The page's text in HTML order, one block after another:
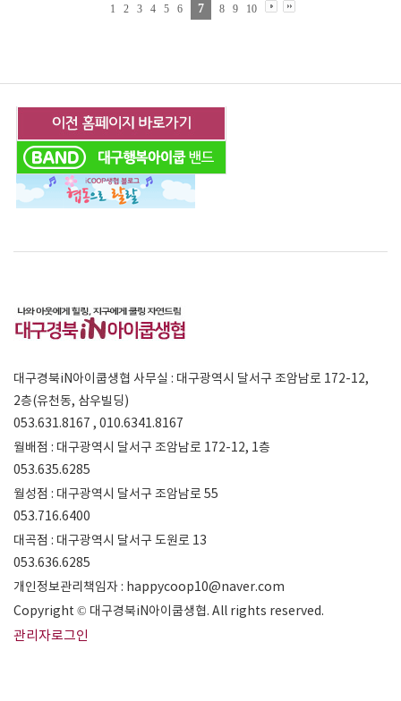
1 2 3 4 5 6 7 8 9 10
대구경북iN아이쿱생협 사무실 : 대구광역시 달서구 조암남로 172-12,
2층(유천동, 삼우빌딩)
053.631.8167 , 010.6341.8167
월배점 : 대구광역시 달서구 조암남로 172-12, 1층
053.635.6285
월성점 : 대구광역시 달서구 조암남로 55
053.716.6400
대곡점 : 대구광역시 달서구 도원로 13
053.636.6285
개인정보관리책임자 : happycoop10@naver.com
Copyright © 대구경북iN아이쿱생협. All rights reserved.
관리자로그인